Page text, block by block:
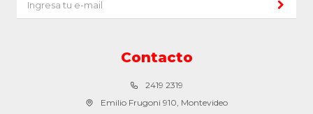
Contacto
2419 2319
Emilio Frugoni 910, Montevideo